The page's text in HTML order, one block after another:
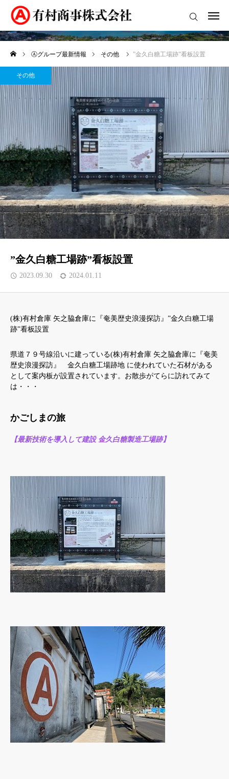
その他
Ⓐグループ最新情報 その他 ”金久白糖工場跡”看板設置
その他
”金久白糖工場跡”看板設置
2023.09.30 2024.01.11
(株)有村倉庫 矢之脇倉庫に『奄美歴史浪漫探訪』”金久白糖工場
跡”看板設置
県道７９号線沿いに建っている(株)有村倉庫 矢之脇倉庫に『奄美
歴史浪漫探訪』 金久白糖工場跡地 に使われていた石材がある
として案内板が設置されています。お散歩がてらに訪れてみて
は・・・
かごしまの旅
【最新技術を導入して建設 金久白糖製造工場跡】
ログイン
ホーム
有村商事について
Ⓐグループ
リカーライス事業部
石油事業部
アクセス
お問い合わせ
ネットショッピング